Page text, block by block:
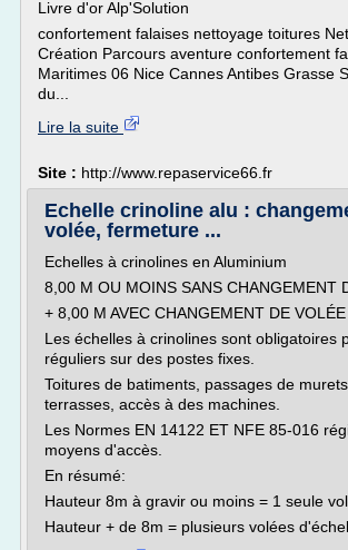
Livre d'or Alp'Solution
confortement falaises nettoyage toitures
Création Parcours aventure confortement
Maritimes 06 Nice Cannes Antibes Grasse
du...
Lire la suite
Site : http://www.repaservice66.fr
Echelle crinoline alu :
volée, fermeture ...
Echelles à crinolines en Aluminium
8,00 M OU MOINS SANS CHANGEMENT
+ 8,00 M AVEC CHANGEMENT DE VOLÉE
Les échelles à crinolines sont obligatoires
réguliers sur des postes fixes.
Toitures de batiments, passages de
terrasses, accès à des machines.
Les Normes EN 14122 ET NFE 85-016
moyens d'accès.
En résumé:
Hauteur 8m à gravir ou moins = 1 seule
Hauteur + de 8m = plusieurs volées